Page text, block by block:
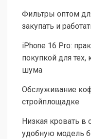
Фильтры оптом
закупать и
iPhone 16 Pro:
покупкой для
шума
Обслуживание
стройплощадке
Низкая кровать в
удобную модель